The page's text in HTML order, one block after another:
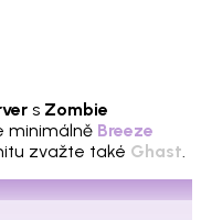
s Zombie
minimálně Breeze
zvažte také Ghast.